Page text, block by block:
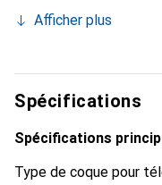
et indispensable pour
marque Noreve est un
exigeante.
Afficher plus
Spécifications
Spécifications
Type de coque pour